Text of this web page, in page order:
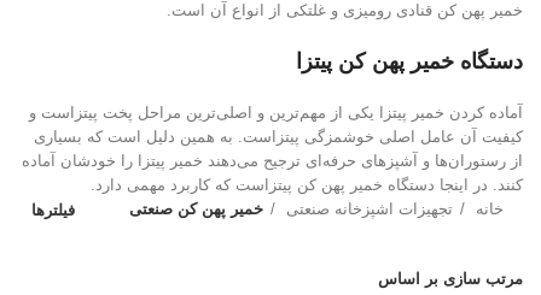
خمیر پهن کن قنادی رومیزی و غلتکی از انواع آن است.
دستگاه خمیر پهن کن پیتزا
آماده کردن خمیر پیتزا یکی از مهم‌ترین و اصلی‌ترین مراحل پخت پیتزاست و
کیفیت آن عامل اصلی خوشمزگی پیتزاست. به همین دلیل است که بسیاری
از رستوران‌ها و آشپزهای حرفه‌ای ترجیح می‌دهند خمیر پیتزا را خودشان آماده
کنند. در اینجا دستگاه خمیر پهن کن پیتزاست که کاربرد مهمی دارد.
خانه
تجهیزات اشپزخانه صنعتی خمیر پهن کن صنعتی فیلترها
مرتب سازی بر اساس